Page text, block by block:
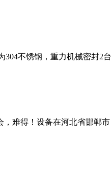
304不锈钢，重力机械密封2台
难得！设备在河北省邯郸市